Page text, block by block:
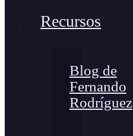
Recursos
Blog de
Fernando
Rodríguez